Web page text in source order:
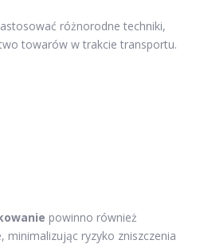
różnorodne techniki,
towarów w trakcie transportu.
powinno również
minimalizując ryzyko zniszczenia